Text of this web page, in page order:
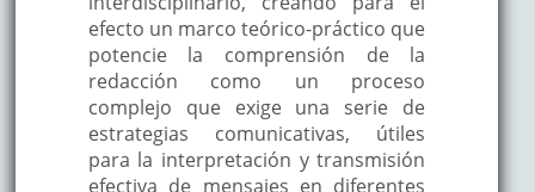
efecto un marco teórico-práctico que
potencie la comprensión de la
redacción como un proceso
complejo que exige una serie de
estrategias comunicativas, útiles
para la interpretación y transmisión
efectiva de mensajes en diferentes